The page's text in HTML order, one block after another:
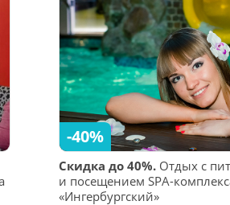
Скидка до 40%. Отдых c
и посещением SPA-
«Ингербургский»
-40%